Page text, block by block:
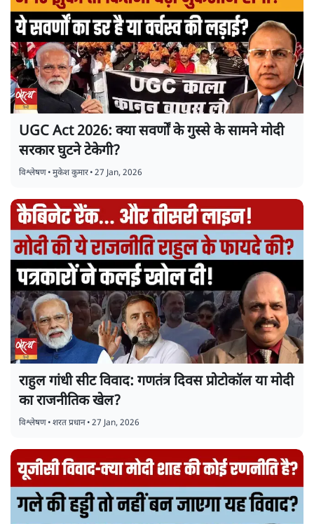
UGC Act 2026: क्या सवर्णों के गुस्से के सामने मोदी
सरकार घुटने टेकेगी?
विश्लेषण•मुकेश कुमार•27 Jan, 2026
राहुल गांधी सीट विवाद: गणतंत्र दिवस प्रोटोकॉल या मोदी
का राजनीतिक खेल?
विश्लेषण•शरत प्रधान•27 Jan, 2026